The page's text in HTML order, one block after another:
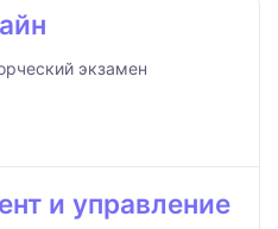
экзамен
и управление